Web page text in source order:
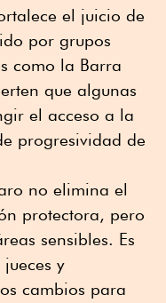
el juicio de
por grupos
como la Barra
que algunas
el acceso a la
progresividad de
no elimina el
protectora, pero
sensibles. Es
y
cambios para